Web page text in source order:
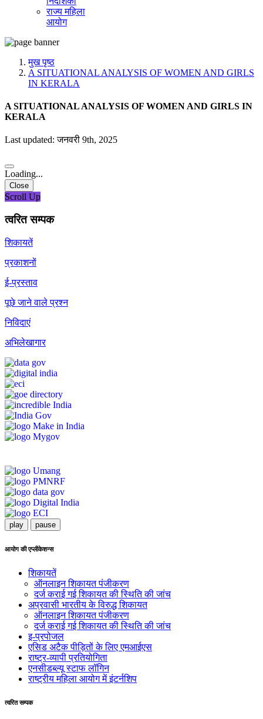
राज्य महिला
आयोग
मुख पृष्ठ
A SITUATIONAL ANALYSIS OF WOMEN AND GIRLS
IN KERALA
A SITUATIONAL ANALYSIS OF WOMEN AND GIRLS IN
KERALA
Last updated: जनवरी 9th, 2025
Loading...
Close
Scroll Up
त्वरित सम्पक
शिकायतें
प्रकाशनों
ई-प्रस्ताव
पूछे जाने वाले प्रश्न
निविदाएं
अभिलेखागार
play pause
आयोग की एप्लीकेशन्स
शिकायतें
ऑनलाइन शिकायत पंजीकरण
दर्ज कराई गई शिकायत की स्थिति की जांच
अप्रवासी भारतीय के विरुद्ध शिकायत
ऑनलाइन शिकायत पंजीकरण
दर्ज कराई गई शिकायत की स्थिति की जांच
इ-प्रपोजल
एसिड अटैक पीड़ितों के लिए एमआईएस
राष्ट्र-व्यापी प्रतियोगिता
एनसीडब्ल्यू स्टाफ लॉगिन
राष्ट्रीय महिला आयोग में इंटर्नशिप
त्वरित सम्पक